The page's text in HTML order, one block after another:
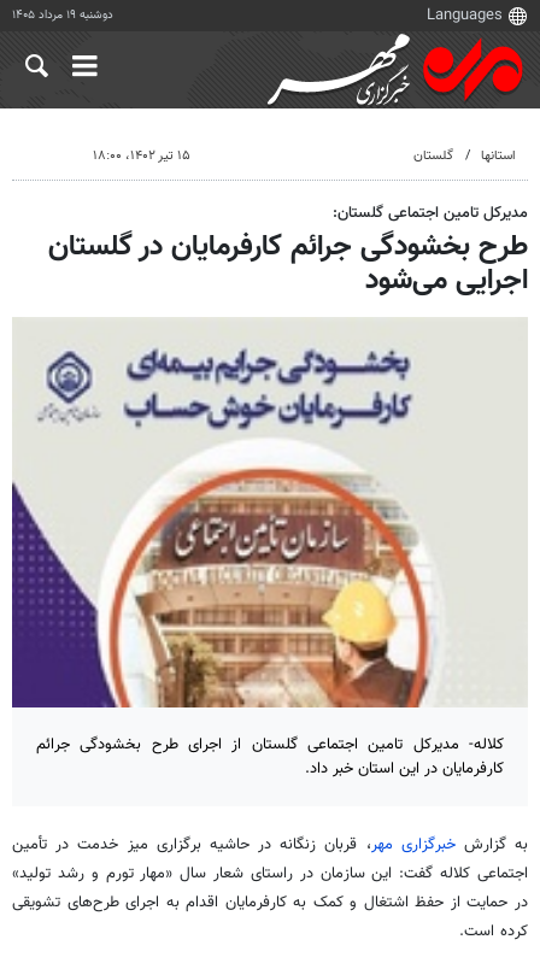
دوشنبه ۱۹ مرداد ۱۴۰۵
استانها گلستان ۱۵ تیر ۱۴۰۲، ۱۸:۰۰
مدیرکل تامین اجتماعی گلستان:
طرح بخشودگی جرائم کارفرمایان در گلستان
اجرایی می‌شود
کلاله- مدیرکل تامین اجتماعی گلستان از اجرای طرح بخشودگی جرائم
کارفرمایان در این استان خبر داد.
به گزارشخبرگزاری مهر، قربان زنگانه در حاشیه برگزاری میز خدمت در تأمین
اجتماعی کلاله گفت: این سازمان در راستای شعار سال «مهار تورم و رشد تولید»
در حمایت از حفظ اشتغال و کمک به کارفرمایان اقدام به اجرای طرح‌های تشویقی
کرده است.